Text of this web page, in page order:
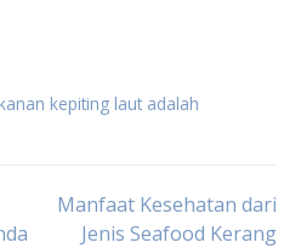
kepiting laut adalah
Manfaat Kesehatan dari
Jenis Seafood Kerang